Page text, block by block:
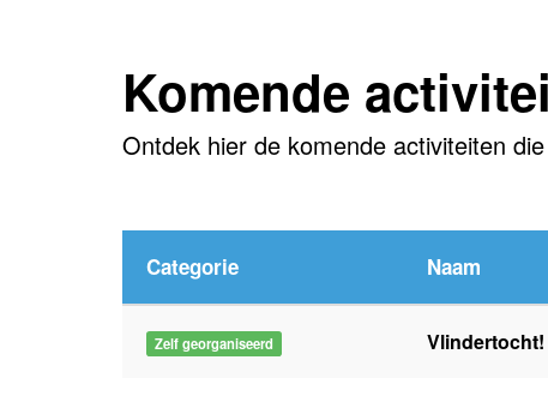
Komende
Ontdek hier de komende activiteiten
Categorie Naam
Zelf georganiseerd Vlindertocht!